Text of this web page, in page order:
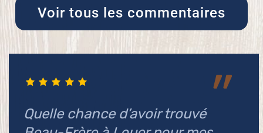
Voir tous les commentaires
Quelle chance d’avoir trouvé